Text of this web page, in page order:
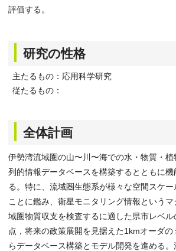
評価する。
研究の性格
主たるもの：応用科学研究
従たるもの：
全体計画
伊勢湾流域圏の山〜川〜海での水・物質・
列的情報データベースを構築するとともに
る。特に、流域圏生態系が様々な空間スケ
ことに鑑み、衛星モニタリング情報という
域圏物質収支を検査するに適した県市レベル
点，将来の政策展開を見据えた1kmオーダ
らデータベース構築とモデル開発を進める